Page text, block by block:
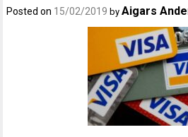
Posted on 15/02/2019 byAigars